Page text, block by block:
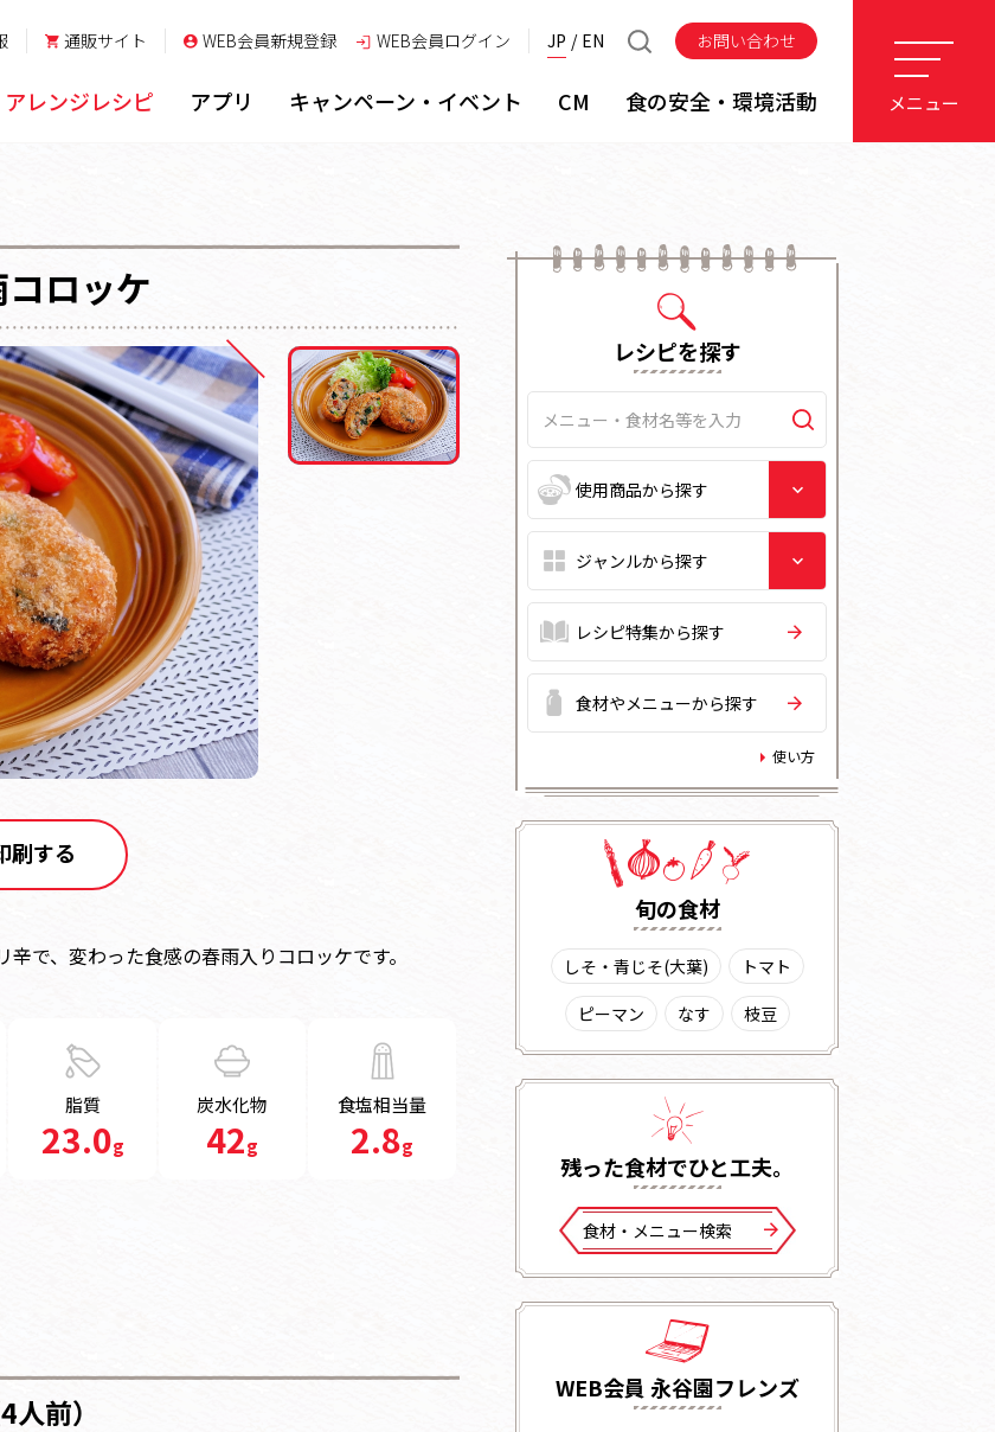
通販サイト WEB会員新規登録 WEB会員ログイン JP EN お問い合わせ
アレンジレシピ アプリ キャンペーン・イベント CM 食の安全・環境活動 メニュー
ロッケ
刷する
で、変わった食感の春雨入りコロッケです。
脂質
23.0g
炭水化物
42g
食塩相当量
2.8g
前）
レシピを探す
レシピ特集から探す
食材やメニューから探す
使い方
旬の⾷材
しそ・青じそ(大葉)
トマト
ピーマン
なす 枝豆
残った⾷材でひと⼯夫。
⾷材・メニュー検索
WEB会員 永谷園フレンズ